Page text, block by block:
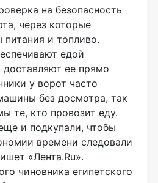
на безопасность
через которые
и топливо.
едой
ее прямо
у ворот часто
без досмотра, так
те, кто провозит еду.
и подкупали, чтобы
времени следовали
«Лента.Ru».
чиновника египетского